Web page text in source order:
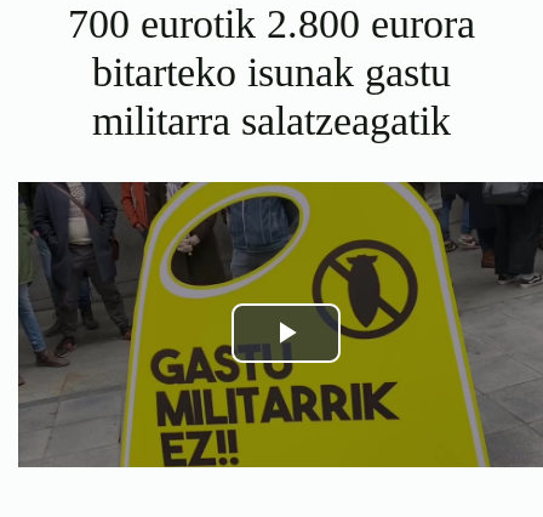
700 eurotik 2.800 eurora
bitarteko isunak gastu
militarra salatzeagatik